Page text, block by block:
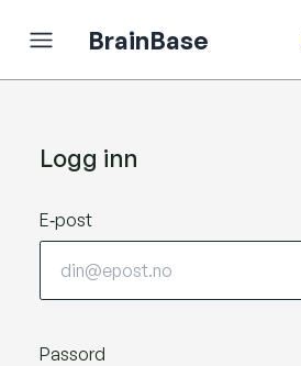
BrainBase
Logg inn
E‑post
Passord